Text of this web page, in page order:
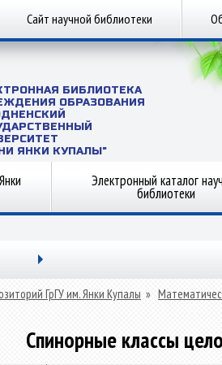
Сайт научной библиотеки
БИБЛИОТЕКА
ОБРАЗОВАНИЯ
ЯНКИ КУПАЛЫ"
Электронный каталог
библиотеки
ГрГУ им. Янки Купалы »
Спинорные классы